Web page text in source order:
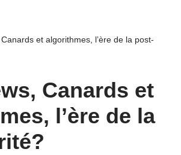
et algorithmes, l’ère de la post-
Canards et
l’ère de la